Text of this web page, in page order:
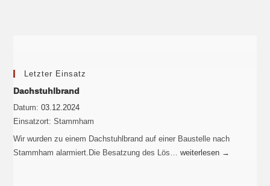
Letzter Einsatz
Dachstuhlbrand
Datum:03.12.2024
Einsatzort: Stammham
Wir wurden zu einem Dachstuhlbrand auf einer Baustelle nach
Stammham alarmiert.Die Besatzung des Lös…weiterlesen →